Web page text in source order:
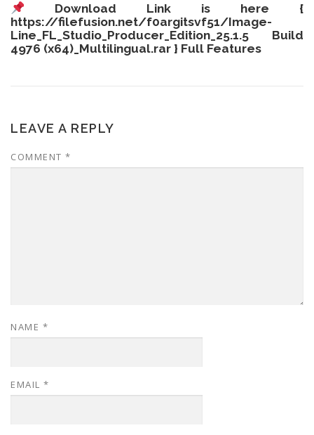
Download Link is here {
https://filefusion.net/f0argitsvf51/Image-
Line_FL_Studio_Producer_Edition_25.1.5 Build
4976 (x64)_Multilingual.rar } Full Features
LEAVE A REPLY
COMMENT *
NAME *
EMAIL *